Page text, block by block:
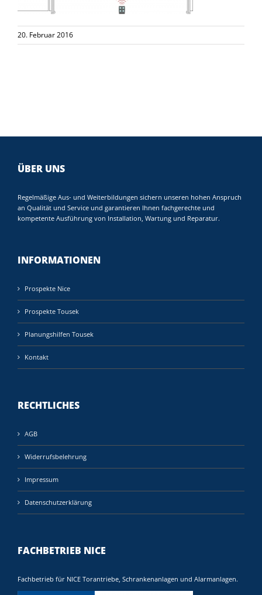
20. Februar 2016
ÜBER UNS
Regelmäßige Aus- und Weiterbildungen sichern unseren hohen Anspruch
an Qualität und Service und garantieren Ihnen fachgerechte und
kompetente Ausführung von Installation, Wartung und Reparatur.
INFORMATIONEN
Prospekte Nice
Prospekte Tousek
Planungshilfen Tousek
Kontakt
RECHTLICHES
AGB
Widerrufsbelehrung
Impressum
Datenschutzerklärung
FACHBETRIEB NICE
Fachbetrieb für NICE Torantriebe, Schrankenanlagen und Alarmanlagen.